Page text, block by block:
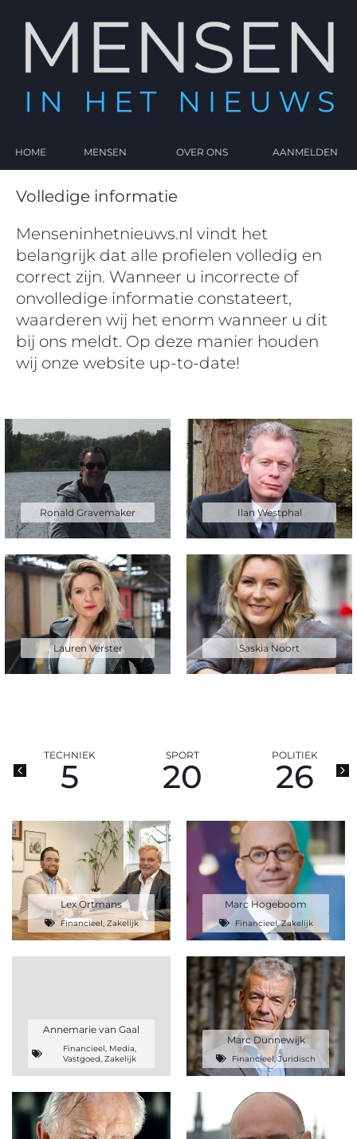
HOME MENSEN OVER ONS AANMELDEN
Volledige informatie
Menseninhetnieuws.nl vindt het
belangrijk dat alle profielen volledig en
correct zijn. Wanneer u incorrecte of
onvolledige informatie constateert,
waarderen wij het enorm wanneer u dit
bij ons meldt. Op deze manier houden
wij onze website up-to-date!
Ronald Gravemaker Ilan Westphal
Lauren Verster Saskia Noort
TECHNIEK
5
SPORT
20
POLITIEK
26
Lex Ortmans
Financieel, Zakelijk
Marc Hogeboom
Financieel,Zakelijk
Annemarie van Gaal
Financieel, Media,
Vastgoed, Zakelijk
Marc Dunnewijk
Financieel,Juridisch